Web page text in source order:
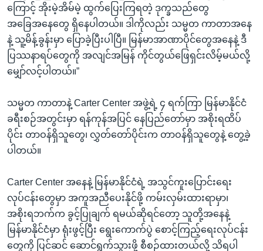
ကြောင့် အိုးမဲ့အိမ်မဲ့ ထွက်ပြေးကြရတဲ့ ဒုက္ခသည်တွေ
အခြေအနေတွေ ရှိနေပါတယ်။ ဒါကိုလည်း သမ္မတ ကာတာအနေ
နဲ့ သူ့မိန့်ခွန်းမှာ ပြောခဲ့ပြီးပါပြီ။ မြန်မာအာဏာပိုင်တွေအနေနဲ့ ဒီ
ပြဿနာရပ်တွေကို အလျင်အမြန် ကိုင်တွယ်ဖြေရှင်းလိမ့်မယ်လို့
မျှော်လင့်ပါတယ်။”
သမ္မတ ကာတာနဲ့ Carter Center အဖွဲ့ရဲ့ ၄ ရက်ကြာ မြန်မာနိုင်ငံ
ခရီးစဉ်အတွင်းမှာ ရန်ကုန်အပြင် နေပြည်တော်မှာ အစိုးရထိပ်
ပိုင်း တာဝန်ရှိသူတွေ၊ လွှတ်တော်ပိုင်းက တာဝန်ရှိသူတွေနဲ့ တွေ့ခဲ့
ပါတယ်။
Carter Center အနေနဲ့ မြန်မာနိုင်ငံရဲ့ အသွင်ကူးပြောင်းရေး
လုပ်ငန်းတွေမှာ အကူအညီပေးနိုင်ဖို့ ကမ်းလှမ်းထားရာမှာ၊
အစိုးရဘက်က ခွင့်ပြုချက် ရမယ်ဆိုရင်တော့ သူတို့အနေနဲ့
မြန်မာနိုင်ငံမှာ ရုံးဖွင့်ပြီး ရွေးကောက်ပွဲ စောင့်ကြည့်ရေးလုပ်ငန်း
တွေကို ပြင်ဆင် ဆောင်ရွက်သွားဖို့ စီစဉ်ထားတယ်လို့ သိရပါ